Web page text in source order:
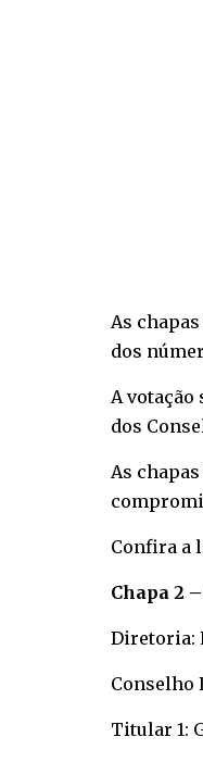
As
dos
A votação
dos
As
Confira a
Chapa 2 –
Diretoria:
Conselho
Titular 1: